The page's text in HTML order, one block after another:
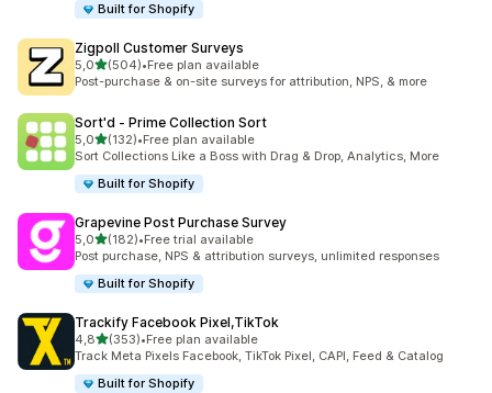
Built for Shopify
Zigpoll Customer Surveys
5,0/ 5 tähteä
(504)
504 arvostelua yhteensä
•Free plan available
Post-purchase & on-site surveys for attribution, NPS, & more
Sort'd ‑ Prime Collection Sort
5,0/ 5 tähteä
(132)
132 arvostelua yhteensä
•Free plan available
Sort Collections Like a Boss with Drag & Drop, Analytics, More
Built for Shopify
Grapevine Post Purchase Survey
5,0/ 5 tähteä
(182)
182 arvostelua yhteensä
•Free trial available
Post purchase, NPS & attribution surveys, unlimited responses
Built for Shopify
Trackify Facebook Pixel,TikTok
4,8/ 5 tähteä
(353)
353 arvostelua yhteensä
•Free plan available
Track Meta Pixels Facebook, TikTok Pixel, CAPI, Feed & Catalog
Built for Shopify